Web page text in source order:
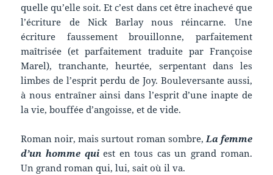
quelle qu’elle soit. Et c’est dans cet être inachevé que
l’écriture de Nick Barlay nous réincarne. Une
écriture faussement brouillonne, parfaitement
maîtrisée (et parfaitement traduite par Françoise
Marel), tranchante, heurtée, serpentant dans les
limbes de l’esprit perdu de Joy. Bouleversante aussi,
à nous entraîner ainsi dans l’esprit d’une inapte de
la vie, bouffée d’angoisse, et de vide.
Roman noir, mais surtout roman sombre,La femme
d’un homme quiest en tous cas un grand roman.
Un grand roman qui, lui, sait où il va.